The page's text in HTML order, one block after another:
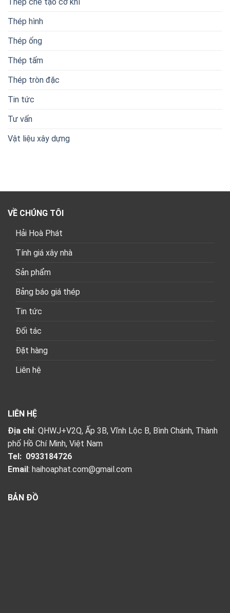
Thép hình
Thép ống
Thép tấm
Thép tròn đặc
Tin tức
Tư vấn
Vật liệu xây dựng
VỀ CHÚNG TÔI
Hải Hoà Phát
Tính giá xây nhà
Sản phẩm
Bảng báo giá thép
Tin tức
Đối tác
Đặt hàng
Liên hệ
LIÊN HỆ
Địa chỉ: QHWJ+V2Q, Ấp 3B, Vĩnh Lộc B, Bình Chánh, Thành
phố Hồ Chí Minh, Việt Nam
Tel: 0933184726
Email: haihoaphat.com@gmail.com
BẢN ĐỒ